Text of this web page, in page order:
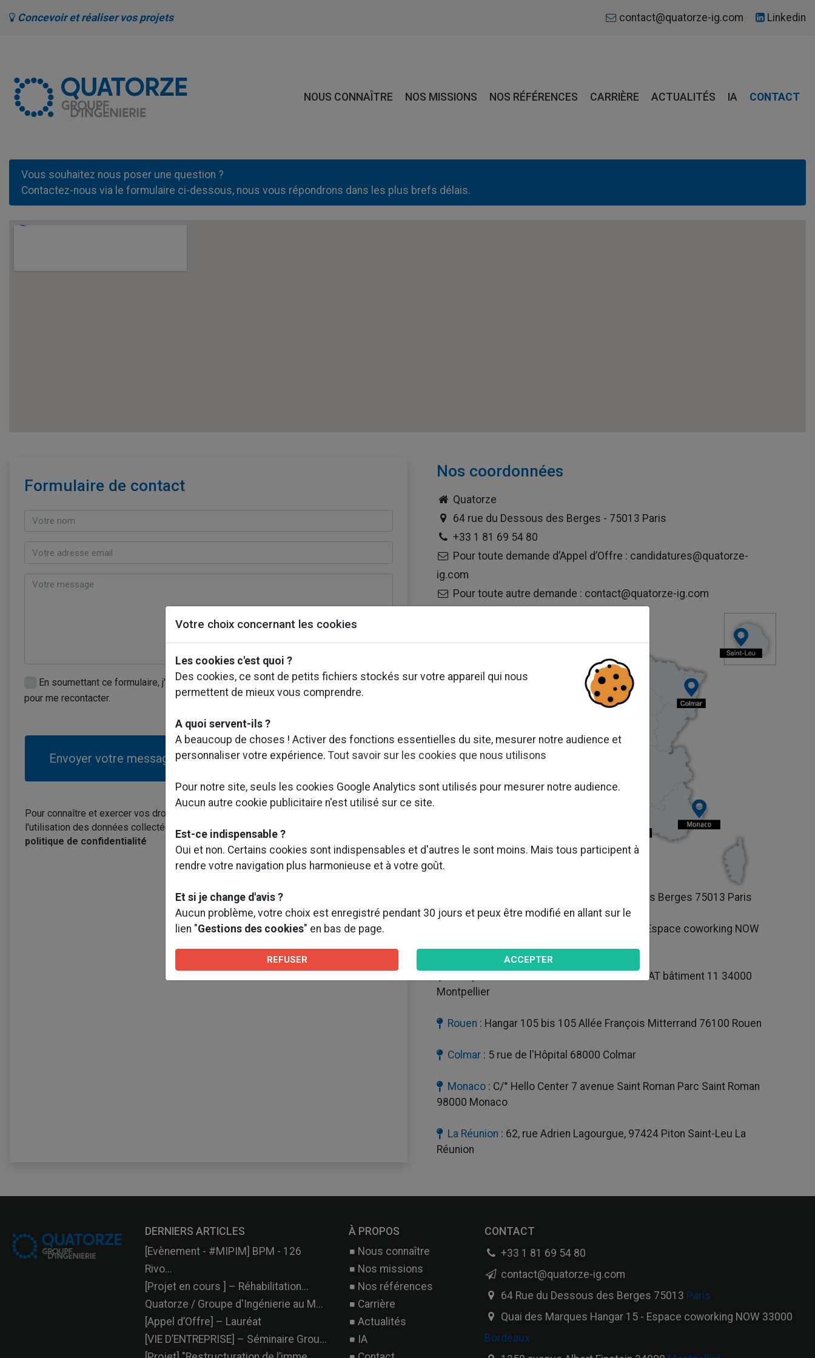
Concevoir et réaliser vos projets contact@quatorze-ig.com Linkedin
NOUS CONNAÎTRE NOS MISSIONS NOS RÉFÉRENCES CARRIÈRE ACTUALITÉS IA CONTACT
Vous souhaitez nous poser une question ?
Contactez-nous via le formulaire ci-dessous, nous vous répondrons dans les plus brefs délais.
Formulaire de contact
En soumettant ce formulaire, j'accepte que les informations saisies soient utilisées
pour me recontacter.
Envoyer votre message
Pour connaître et exercer vos droits, notamment de retrait de votre consentement à
l'utilisation des données collectées par ce formulaire, veuillez consulter
politique de confidentialité
Nos coordonnées
Quatorze
64 rue du Dessous des Berges - 75013 Paris
+33 1 81 69 54 80
Pour toute demande d’Appel d’Offre : candidatures@quatorze-
ig.com
Pour toute autre demande : contact@quatorze-ig.com
: Siège social : 64 rue du Dessous des Berges 75013 Paris
: Quai des Marques Hangar 15 - Espace coworking NOW
: 1350 avenue Albert Einstein PAT bâtiment 11 34000
Montpellier
Rouen : Hangar 105 bis 105 Allée François Mitterrand 76100 Rouen
Colmar : 5 rue de l'Hôpital 68000 Colmar
Monaco : C/° Hello Center 7 avenue Saint Roman Parc Saint Roman
98000 Monaco
La Réunion : 62, rue Adrien Lagourgue, 97424 Piton Saint-Leu La
Réunion
DERNIERS ARTICLES
[Evènement - #MIPIM] BPM - 126
Rivo...
[Projet en cours ] – Réhabilitation...
Quatorze / Groupe d'Ingénierie au M...
[Appel d’Offre] – Lauréat
[VIE D’ENTREPRISE] – Séminaire Grou...
À PROPOS
Nous connaître
Nos missions
Nos références
Carrière
Actualités
IA
CONTACT
+33 1 81 69 54 80
contact@quatorze-ig.com
64 Rue du Dessous des Berges 75013 Paris
Quai des Marques Hangar 15 - Espace coworking NOW 33000
Bordeaux
Votre choix concernant les cookies
Les cookies c'est quoi ?
Des cookies, ce sont de petits fichiers stockés sur votre appareil qui nous
permettent de mieux vous comprendre.
A quoi servent-ils ?
A beaucoup de choses ! Activer des fonctions essentielles du site, mesurer notre audience et
personnaliser votre expérience. Tout savoir sur les cookies que nous utilisons
Pour notre site, seuls les cookies Google Analytics sont utilisés pour mesurer notre audience.
Aucun autre cookie publicitaire n'est utilisé sur ce site.
Est-ce indispensable ?
Oui et non. Certains cookies sont indispensables et d'autres le sont moins. Mais tous participent à
rendre votre navigation plus harmonieuse et à votre goût.
Et si je change d'avis ?
Aucun problème, votre choix est enregistré pendant 30 jours et peux être modifié en allant sur le
lien "Gestions des cookies" en bas de page.
REFUSER ACCEPTER